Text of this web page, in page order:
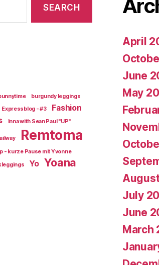
burgundy leggings
Expressblog - #3 Fashion
Inna with Sean Paul "UP"
Remtoma
- kurze Pause mit Yvonne
Yo Yoana
April
June
May
July
June
March